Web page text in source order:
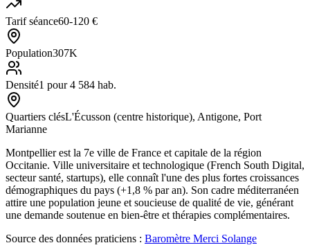
Tarif séance60-120 €
Population307K
Densité1 pour 4 584 hab.
Quartiers clésL'Écusson (centre historique), Antigone, Port
Marianne
Montpellier est la 7e ville de France et capitale de la région
Occitanie. Ville universitaire et technologique (French South Digital,
secteur santé, startups), elle connaît l'une des plus fortes croissances
démographiques du pays (+1,8 % par an). Son cadre méditerranéen
attire une population jeune et soucieuse de qualité de vie, générant
une demande soutenue en bien-être et thérapies complémentaires.
Source des données praticiens : Baromètre Merci Solange